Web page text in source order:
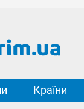
Країни